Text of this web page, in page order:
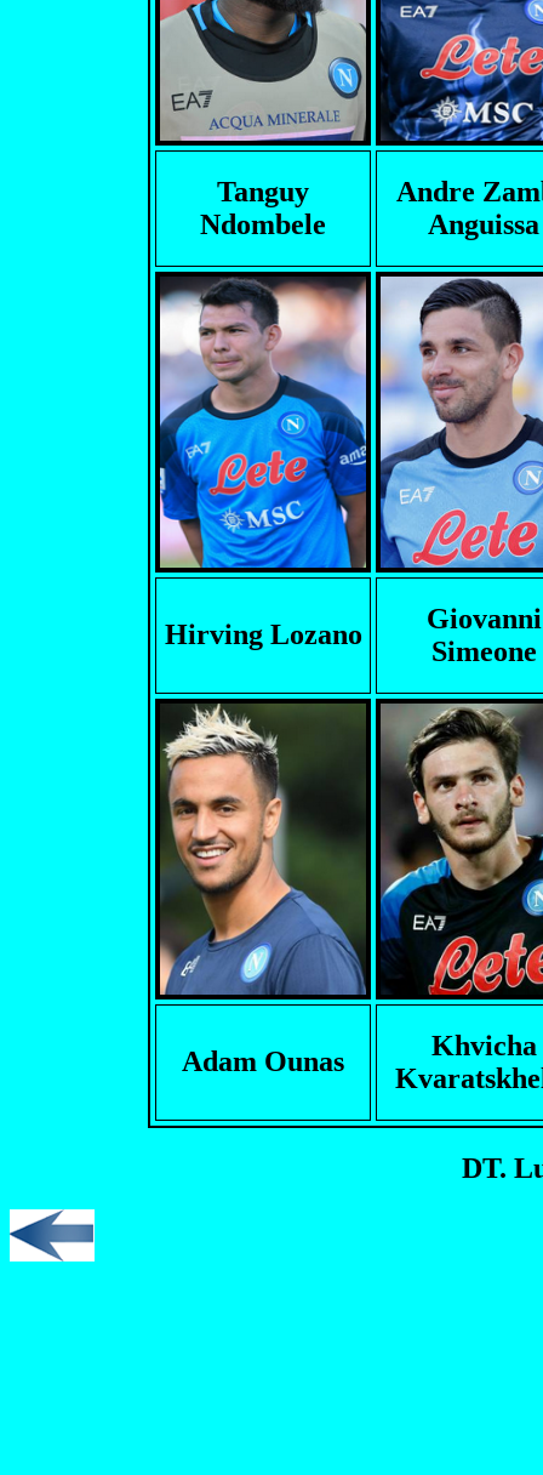
Tanguy
Ndombele
Andre
Anguissa
Hirving Lozano
Giovanni
Simeone
Adam Ounas
Khvicha
DT.